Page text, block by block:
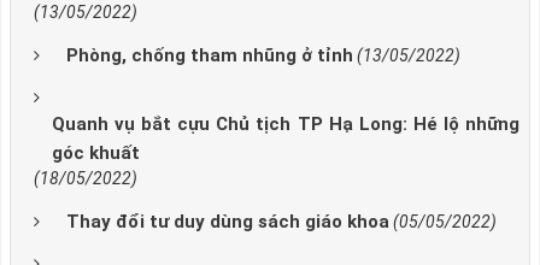
(13/05/2022)
Phòng, chống tham nhũng ở tỉnh (13/05/2022)
Quanh vụ bắt cựu Chủ tịch TP Hạ Long: Hé lộ những
góc khuất
(18/05/2022)
Thay đổi tư duy dùng sách giáo khoa(05/05/2022)